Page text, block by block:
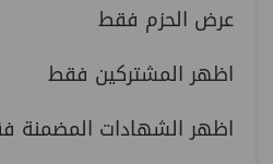
عرض الحزم فقط
اظهر المشتركين فقط
اظهر الشهادات المضمنة